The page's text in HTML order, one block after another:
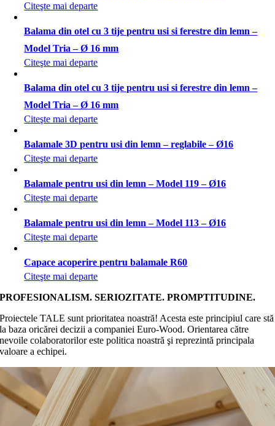
Citeşte mai departe
Balama din otel cu 3 tije pentru usi si ferestre din lemn –
Model Tria – Ø 16 mm
Citeşte mai departe
Balama din otel cu 3 tije pentru usi si ferestre din lemn –
Model Tria – Ø 16 mm
Citeşte mai departe
Balamale 3D pentru usi din lemn – reglabile – Ø16
Citeşte mai departe
Balamale pentru usi din lemn – Model 119 – Ø16
Citeşte mai departe
Balamale pentru usi din lemn – Model 113 – Ø16
Citeşte mai departe
Capace acoperire pentru balamale R60
Citeşte mai departe
PROFESIONALISM. SERIOZITATE. PROMPTITUDINE.
Proiectele TALE sunt prioritatea noastră! Acesta este principiul care stă
la baza oricărei decizii a companiei Euro-Wood. Orientarea către
nevoile colaboratorilor este politica noastră şi reprezintă principala
valoare a echipei.